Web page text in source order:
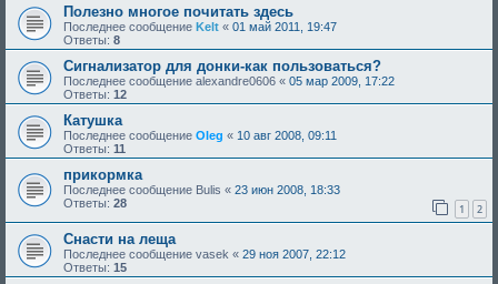
Полезно многое почитать здесь
Последнее сообщение Kelt « 01 май 2011, 19:47
Ответы: 8
Сигнализатор для донки-как пользоваться?
Последнее сообщение alexandre0606 « 05 мар 2009, 17:22
Ответы: 12
Катушка
Последнее сообщение Oleg « 10 авг 2008, 09:11
Ответы: 11
прикормка
Последнее сообщение Bulis « 23 июн 2008, 18:33
Ответы: 28 1 2
Снасти на леща
Последнее сообщение vasek « 29 ноя 2007, 22:12
Ответы: 15